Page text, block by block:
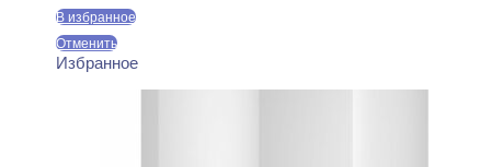
В избранное
Отменить
Избранное